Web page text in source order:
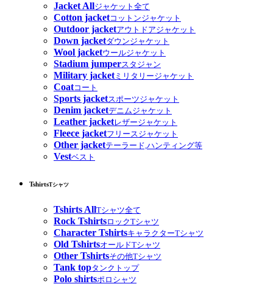
Jacket Allジャケット全て
Cotton jacketコットンジャケット
Outdoor jacketアウトドアジャケット
Down jacketダウンジャケット
Wool jacketウールジャケット
Stadium jumperスタジャン
Military jacketミリタリージャケット
Coatコート
Sports jacketスポーツジャケット
Denim jacketデニムジャケット
Leather jacketレザージャケット
Fleece jacketフリースジャケット
Other jacketテーラード,ハンティング等
Vestベスト
TshirtsTシャツ
Tshirts AllTシャツ全て
Rock TshirtsロックTシャツ
Character TshirtsキャラクターTシャツ
Old TshirtsオールドTシャツ
Other Tshirtsその他Tシャツ
Tank topタンクトップ
Polo shirtsポロシャツ